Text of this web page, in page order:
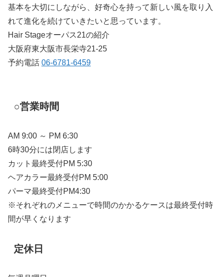
基本を大切にしながら、好奇心を持って新しい風を取り入
れて進化を続けていきたいと思っています。
Hair Stageオーパス21の紹介
大阪府東大阪市長栄寺21-25
予約電話 06-6781-6459
○営業時間
AM 9:00 ～ PM 6:30
6時30分には閉店します
カット最終受付PM 5:30
ヘアカラー最終受付PM 5:00
パーマ最終受付PM4:30
※それぞれのメニューで時間のかかるケースは最終受付時
間が早くなります
定休日